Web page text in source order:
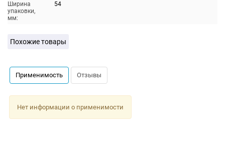
Ширина
упаковки,
мм:
54
Похожие товары
Применимость Отзывы
Нет информации о применимости